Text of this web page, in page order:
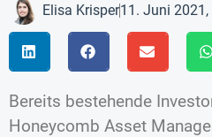
Elisa Krisper11. Juni 2021,
Bereits bestehende
Honeycomb Asset